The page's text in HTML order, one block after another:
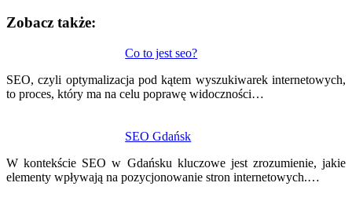
Zobacz także:
Co to jest seo?
SEO, czyli optymalizacja pod kątem wyszukiwarek internetowych,
to proces, który ma na celu poprawę widoczności…
SEO Gdańsk
W kontekście SEO w Gdańsku kluczowe jest zrozumienie, jakie
elementy wpływają na pozycjonowanie stron internetowych.…
wpisu